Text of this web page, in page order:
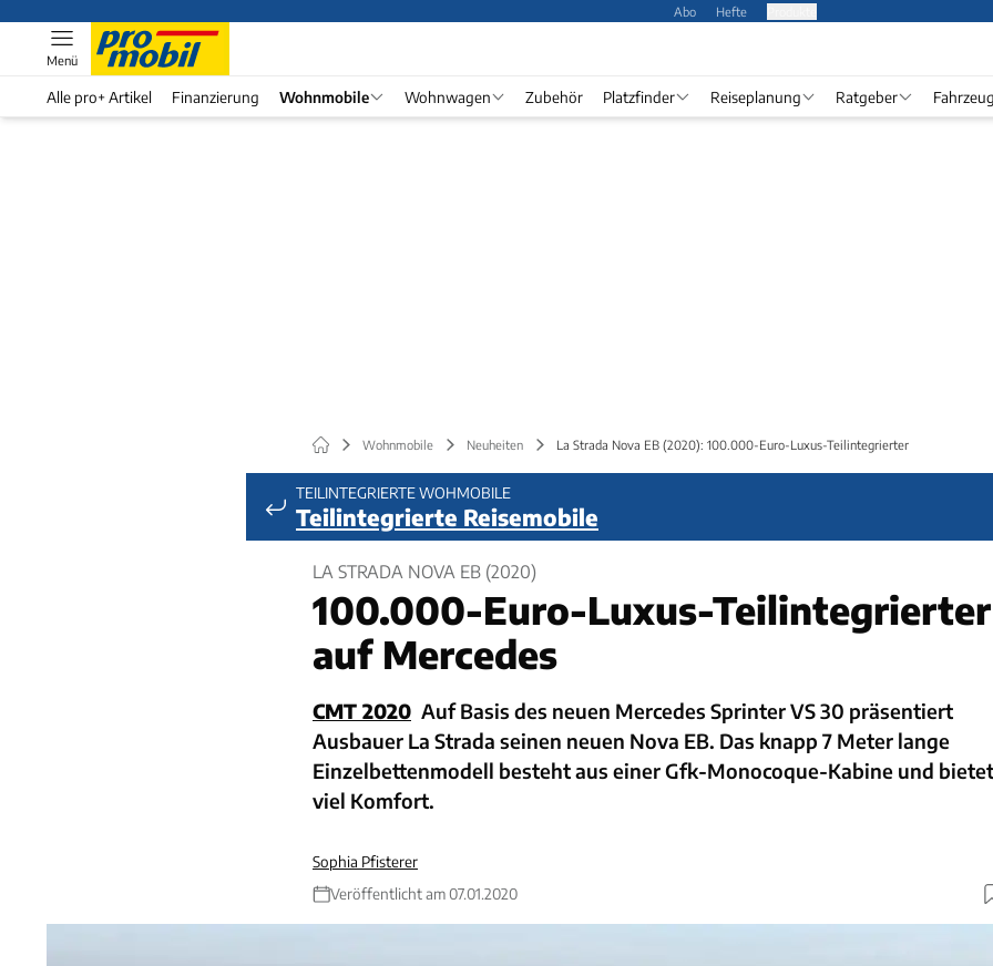
Abo Hefte
Menü
Alle pro+ Artikel Finanzierung Wohnmobile Wohnwagen Zubehör Platzfinder Reiseplanung Ratgeber
Wohnmobile Neuheiten La Strada Nova EB (2020): 100.000-Euro-Luxus-Teilintegrierter
TEILINTEGRIERTE WOHMOBILE
Teilintegrierte Reisemobile
LA STRADA NOVA EB (2020)
100.000-Euro-Luxus-Teilintegrierter
auf Mercedes
CMT 2020 Auf Basis des neuen Mercedes Sprinter VS 30 präsentiert
Ausbauer La Strada seinen neuen Nova EB. Das knapp 7 Meter lange
Einzelbettenmodell besteht aus einer Gfk-Monocoque-Kabine und bietet
viel Komfort.
Sophia Pfisterer
Veröffentlicht am 07.01.2020